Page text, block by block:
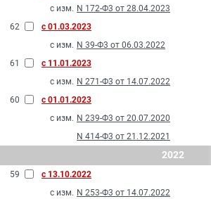
с изм. N 172-Ф3 от 28.04.2023
62
с 01.03.2023
с изм. N 39-Ф3 от 06.03.2022
61
с 11.01.2023
с изм. N 271-Ф3 от 14.07.2022
60
с 01.01.2023
с изм. N 239-Ф3 от 20.07.2020
N 414-Ф3 от 21.12.2021
2022
59
с 13.10.2022
с изм. N 253-Ф3 от 14.07.2022